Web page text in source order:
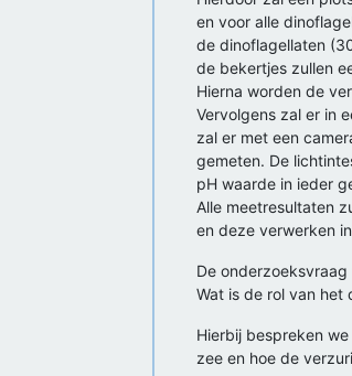
en voor alle
de dinoflagellaten
de bekertjes zullen
Hierna worden de
Vervolgens zal er in
zal er met een
gemeten. De
pH waarde in ieder
Alle meetresultaten
en deze verwerken
De
Wat is de rol van het
Hierbij bespreken
zee en hoe de